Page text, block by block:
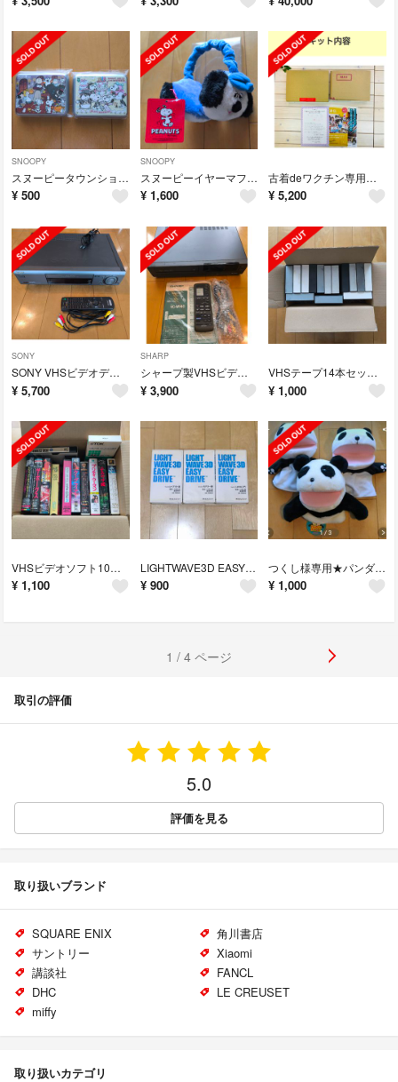
SNOOPY
スヌーピータウンショップ キャンディ缶 2個セット
¥ 500
SNOOPY
スヌーピーイヤーマフ オラフ
¥ 1,600
古着deワクチン専用回収キット（MAXサイズ）
¥ 5,200
SONY
SONY VHSビデオデッキ SLV-FX11 動作確認済
¥ 5,700
SHARP
シャープ製VHSビデオデッキ（動作確認済）
¥ 3,900
VHSテープ14本セット（中古・上書き録画用）再生確認済品
¥ 1,000
VHSビデオソフト10本+ヘッドクリーナー2本
¥ 1,100
LIGHTWAVE3D EASY DRIVE（vol.1,2,3セット）
¥ 900
つくし様専用★パンダ パペットぬいぐるみ3個セット
¥ 1,000
1 / 4 ページ
取引の評価
5.0
評価を見る
取り扱いブランド
SQUARE ENIX
角川書店
サントリー
Xiaomi
講談社
FANCL
DHC
LE CREUSET
miffy
取り扱いカテゴリ